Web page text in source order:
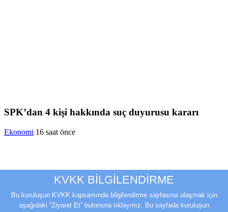
SPK’dan 4 kişi hakkında suç duyurusu kararı
Ekonomi 16 saat önce
KVKK BİLGİLENDİRME
Bu kuruluşun KVKK kapsamında bilgilendirme sayfasına ulaşmak için
aşağıdaki “Ziyaret Et” butonuna tıklayınız. Bu sayfada kuruluşun